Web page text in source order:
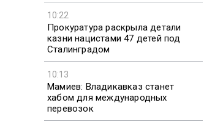
10:22
Прокуратура раскрыла детали
казни нацистами 47 детей под
Сталинградом
10:13
Мамиев: Владикавказ станет
хабом для международных
перевозок